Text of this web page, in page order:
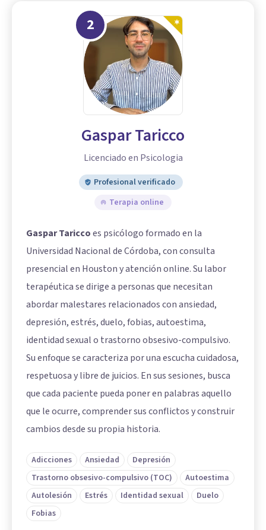
2
Gaspar Taricco
Licenciado en Psicologia
Profesional verificado
Terapia online
Gaspar Tariccoes psicólogo formado en la
Universidad Nacional de Córdoba, con consulta
presencial en Houston y atención online. Su labor
terapéutica se dirige a personas que necesitan
abordar malestares relacionados con ansiedad,
depresión, estrés, duelo, fobias, autoestima,
identidad sexual o trastorno obsesivo-compulsivo.
Su enfoque se caracteriza por una escucha cuidadosa,
respetuosa y libre de juicios. En sus sesiones, busca
que cada paciente pueda poner en palabras aquello
que le ocurre, comprender sus conflictos y construir
cambios desde su propia historia.
Adicciones Ansiedad
Depresión
Trastorno obsesivo-compulsivo (TOC)
Autoestima
Autolesión
Estrés Identidad sexual
Duelo
Fobias